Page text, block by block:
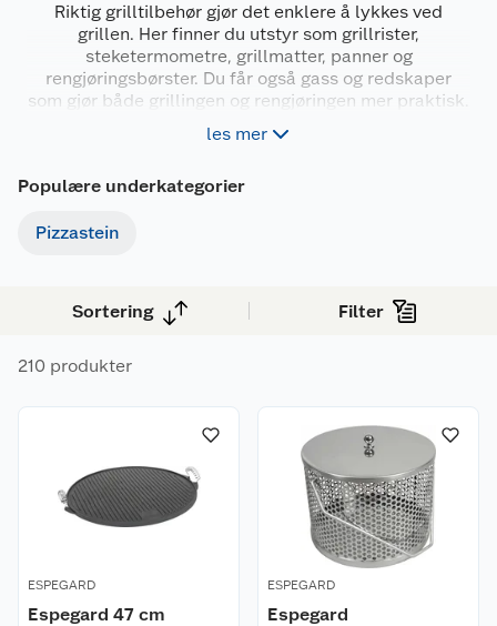
Riktig grilltilbehør gjør det enklere å lykkes ved
grillen. Her finner du utstyr som grillrister,
steketermometre, grillmatter, panner og
rengjøringsbørster. Du får også gass og redskaper
som gjør både grillingen og rengjøringen mer praktisk.
Enten du griller til hverdags eller til fest, finnes det
tilbehør som gir bedre kontroll og mer presise
kullgriller og elektriske griller.
les mer
Populære underkategorier
Pizzastein
Sortering Filter
210 produkter
ESPEGARD
Espegard 47 cm
ESPEGARD
Espegard